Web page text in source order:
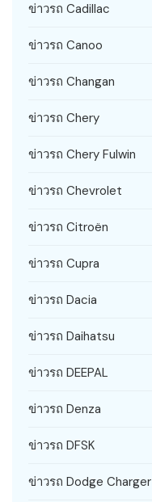
ข่าวรถ Cadillac
ข่าวรถ Canoo
ข่าวรถ Changan
ข่าวรถ Chery
ข่าวรถ Chery Fulwin
ข่าวรถ Chevrolet
ข่าวรถ Citroën
ข่าวรถ Cupra
ข่าวรถ Dacia
ข่าวรถ Daihatsu
ข่าวรถ DEEPAL
ข่าวรถ Denza
ข่าวรถ DFSK
ข่าวรถ Dodge Charger